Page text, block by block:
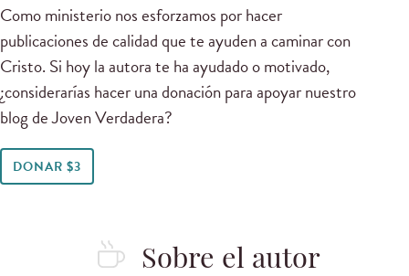
Como ministerio nos esforzamos por hacer
publicaciones de calidad que te ayuden a caminar con
Cristo. Si hoy la autora te ha ayudado o motivado,
¿considerarías hacer una donación para apoyar nuestro
blog de Joven Verdadera?
DONAR $3
Sobre el autor